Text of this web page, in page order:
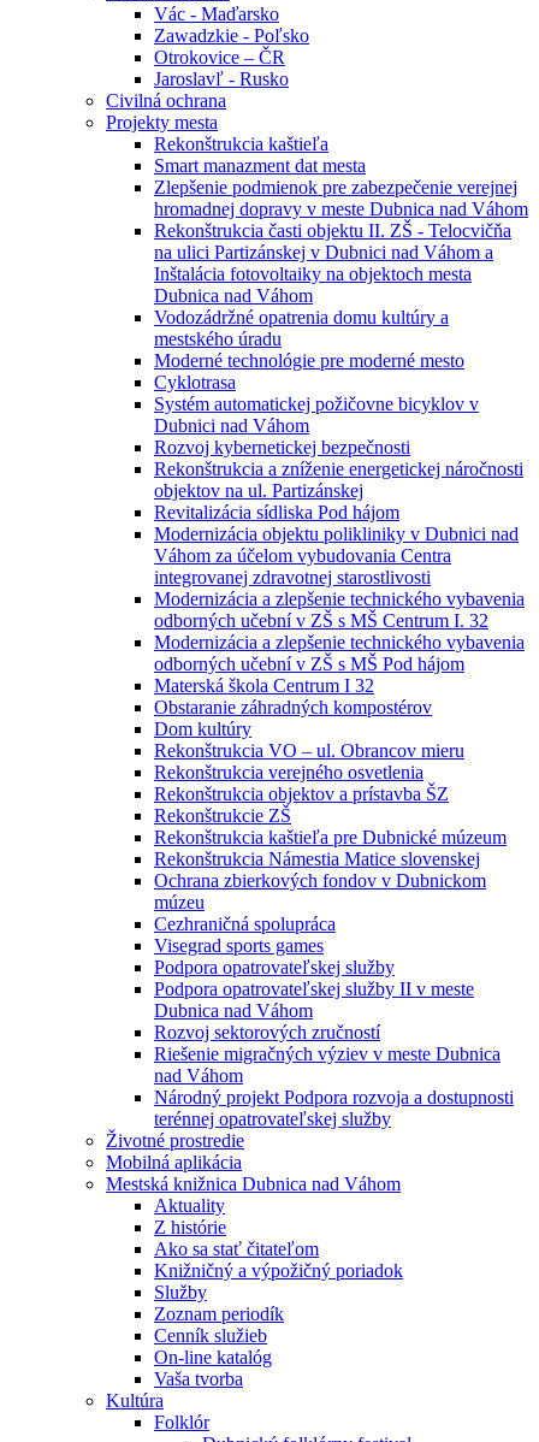
Vác - Maďarsko
Zawadzkie - Poľsko
Otrokovice – ČR
Jaroslavľ - Rusko
Civilná ochrana
Projekty mesta
Rekonštrukcia kaštieľa
Smart manazment dat mesta
Zlepšenie podmienok pre zabezpečenie verejnej
hromadnej dopravy v meste Dubnica nad Váhom
Rekonštrukcia časti objektu II. ZŠ - Telocvičňa
na ulici Partizánskej v Dubnici nad Váhom a
Inštalácia fotovoltaiky na objektoch mesta
Dubnica nad Váhom
Vodozádržné opatrenia domu kultúry a
mestského úradu
Moderné technológie pre moderné mesto
Cyklotrasa
Systém automatickej požičovne bicyklov v
Dubnici nad Váhom
Rozvoj kybernetickej bezpečnosti
Rekonštrukcia a zníženie energetickej náročnosti
objektov na ul. Partizánskej
Revitalizácia sídliska Pod hájom
Modernizácia objektu polikliniky v Dubnici nad
Váhom za účelom vybudovania Centra
integrovanej zdravotnej starostlivosti
Modernizácia a zlepšenie technického vybavenia
odborných učební v ZŠ s MŠ Centrum I. 32
Modernizácia a zlepšenie technického vybavenia
odborných učební v ZŠ s MŠ Pod hájom
Materská škola Centrum I 32
Obstaranie záhradných kompostérov
Dom kultúry
Rekonštrukcia VO – ul. Obrancov mieru
Rekonštrukcia verejného osvetlenia
Rekonštrukcia objektov a prístavba ŠZ
Rekonštrukcie ZŠ
Rekonštrukcia kaštieľa pre Dubnické múzeum
Rekonštrukcia Námestia Matice slovenskej
Ochrana zbierkových fondov v Dubnickom
múzeu
Cezhraničná spolupráca
Visegrad sports games
Podpora opatrovateľskej služby
Podpora opatrovateľskej služby II v meste
Dubnica nad Váhom
Rozvoj sektorových zručností
Riešenie migračných výziev v meste Dubnica
nad Váhom
Národný projekt Podpora rozvoja a dostupnosti
terénnej opatrovateľskej služby
Životné prostredie
Mobilná aplikácia
Mestská knižnica Dubnica nad Váhom
Aktuality
Z histórie
Ako sa stať čitateľom
Knižničný a výpožičný poriadok
Služby
Zoznam periodík
Cenník služieb
On-line katalóg
Vaša tvorba
Kultúra
Folklór